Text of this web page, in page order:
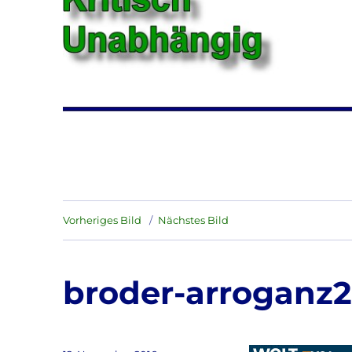
Vorheriges Bild Nächstes Bild
broder-arroganz2